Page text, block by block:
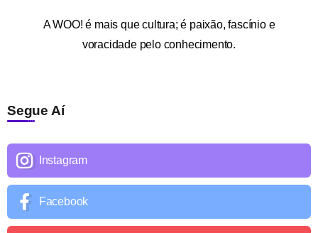
AWOO! é mais que cultura; é paixão, fascínio e
voracidade pelo conhecimento.
Segue Aí
Instagram
Facebook